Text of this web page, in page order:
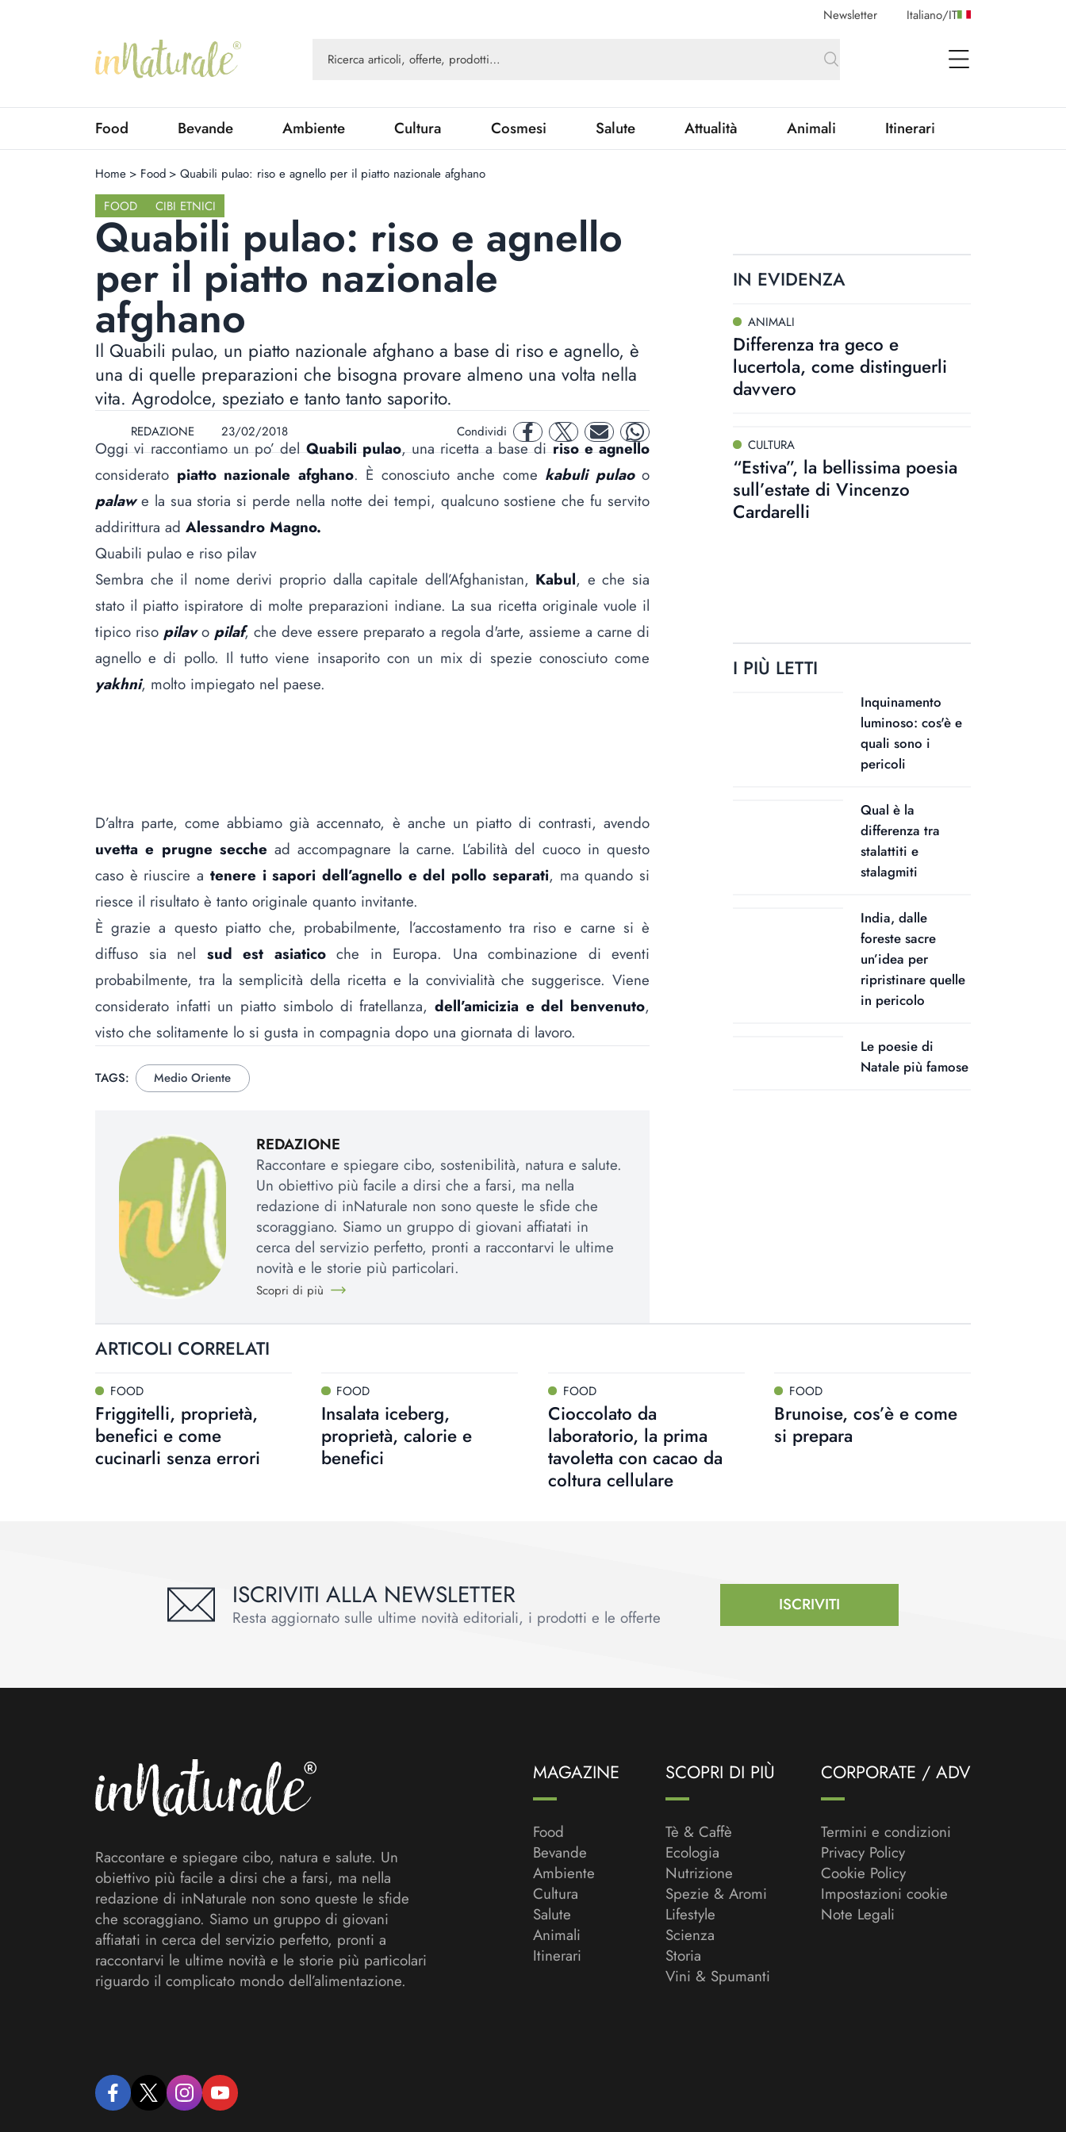
Newsletter Italiano/IT
open Menu
Food Bevande Ambiente Cultura Cosmesi Salute Attualità Animali Itinerari
Home > Food > Quabili pulao: riso e agnello per il piatto nazionale afghano
FOOD
CIBI ETNICI
Quabili pulao: riso e agnello
per il piatto nazionale
afghano
Il Quabili pulao, un piatto nazionale afghano a base di riso e agnello, è
una di quelle preparazioni che bisogna provare almeno una volta nella
vita. Agrodolce, speziato e tanto tanto saporito.
REDAZIONE 23/02/2018 Condividi facebooktwitter mail whatsapp
Oggi vi raccontiamo un po’ delQuabili pulao, una ricetta a base diriso e agnello
considerato piatto nazionale afghano. È conosciuto anche come kabuli pulaoo
palawe la sua storia si perde nella notte dei tempi, qualcuno sostiene che fu servito
addirittura ad Alessandro Magno.
Quabili pulao e riso pilav
Sembra che il nome derivi proprio dalla capitale dell’Afghanistan, Kabul, e che sia
stato il piatto ispiratore di molte preparazioni indiane. La sua ricetta originale vuole il
tipico riso pilavo pilaf, che deve essere preparato a regola d'arte, assieme a carne di
agnello e di pollo. Il tutto viene insaporito con un mix di spezie conosciuto come
yakhni, molto impiegato nel paese.
D’altra parte, come abbiamo già accennato, è anche un piatto di contrasti, avendo
uvetta e prugne secche ad accompagnare la carne. L’abilità del cuoco in questo
caso è riuscire a tenere i sapori dell’agnello e del pollo separati, ma quando si
riesce il risultato è tanto originale quanto invitante.
È grazie a questo piatto che, probabilmente, l’accostamento tra riso e carne si è
diffuso sia nel sud est asiaticoche in Europa. Una combinazione di eventi
probabilmente, tra la semplicità della ricetta e la convivialità che suggerisce. Viene
considerato infatti un piatto simbolo di fratellanza, dell’amicizia e del benvenuto,
visto che solitamente lo si gusta in compagnia dopo una giornata di lavoro.
TAGS: Medio Oriente
REDAZIONE
Raccontare e spiegare cibo, sostenibilità, natura e salute.
Un obiettivo più facile a dirsi che a farsi, ma nella
redazione di inNaturale non sono queste le sfide che
scoraggiano. Siamo un gruppo di giovani affiatati in
cerca del servizio perfetto, pronti a raccontarvi le ultime
novità e le storie più particolari.
Scopri di più
IN EVIDENZA
ANIMALI
Differenza tra geco e
lucertola, come distinguerli
davvero
CULTURA
“Estiva”, la bellissima poesia
sull’estate di Vincenzo
Cardarelli
I PIÙ LETTI
Inquinamento
luminoso: cos'è e
quali sono i
pericoli
Qual è la
differenza tra
stalattiti e
stalagmiti
India, dalle
foreste sacre
un’idea per
ripristinare quelle
in pericolo
Le poesie di
Natale più famose
ARTICOLI CORRELATI
FOOD
Friggitelli, proprietà,
benefici e come
cucinarli senza errori
FOOD
Insalata iceberg,
proprietà, calorie e
benefici
FOOD
Cioccolato da
laboratorio, la prima
tavoletta con cacao da
coltura cellulare
FOOD
Brunoise, cos’è e come
si prepara
ISCRIVITI ALLA NEWSLETTER
Resta aggiornato sulle ultime novità editoriali, i prodotti e le offerte
ISCRIVITI
Raccontare e spiegare cibo, natura e salute. Un
obiettivo più facile a dirsi che a farsi, ma nella
redazione di inNaturale non sono queste le sfide
che scoraggiano. Siamo un gruppo di giovani
affiatati in cerca del servizio perfetto, pronti a
raccontarvi le ultime novità e le storie più particolari
riguardo il complicato mondo dell’alimentazione.
facebooktwitter instagramyoutube
MAGAZINE
Food
Bevande
Ambiente
Cultura
Salute
Animali
Itinerari
SCOPRI DI PIÙ
Tè & Caffè
Ecologia
Nutrizione
Spezie & Aromi
Lifestyle
Scienza
Storia
Vini & Spumanti
CORPORATE / ADV
Termini e condizioni
Privacy Policy
Cookie Policy
Impostazioni cookie
Note Legali